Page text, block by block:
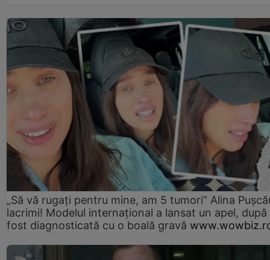
„Să vă rugați pentru mine, am 5 tumori” Alina
lacrimi! Modelul internațional a lansat un apel, după
fost diagnosticată cu o boală gravă